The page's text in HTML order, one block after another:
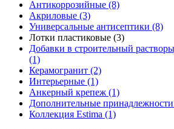
Антикоррозийные (8)
Акриловые (3)
Универсальные антисептики (8)
Лотки пластиковые (3)
Добавки в строительный
(1)
Керамогранит (2)
Интерьерные (1)
Анкерный крепеж (1)
Дополнительные
Коллекция Estima (1)